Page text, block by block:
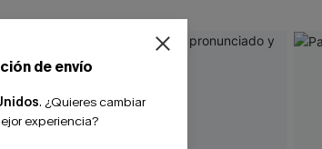
de envío
. ¿Quieres cambiar
experiencia?
extra sin compra mínima